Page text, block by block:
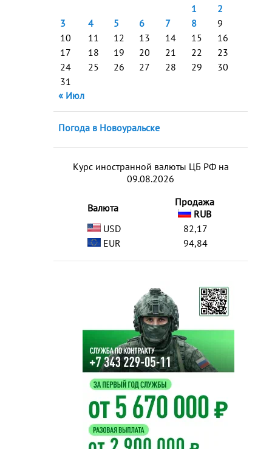
1
2
3
4 5 6 7 8
9
10
11 12 13 14 15
16
17
18 19 20 21 22
23
24
25 26 27 28 29
30
31
« Июл
Погода в Новоуральске
Курс иностранной валюты ЦБ РФ на
09.08.2026
Валюта
Продажа
RUB
USD
82,17
EUR
94,84